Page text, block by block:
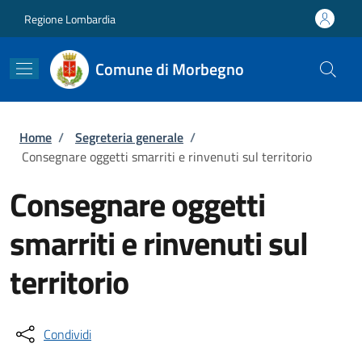
Regione Lombardia
Comune di Morbegno
Briciole di pane
Home / Segreteria generale /
Consegnare oggetti smarriti e rinvenuti sul territorio
Consegnare oggetti
smarriti e rinvenuti sul
territorio
Condividi